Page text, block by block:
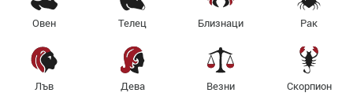
Овен Телец Близнаци Рак
Лъв Дева Везни Скорпион